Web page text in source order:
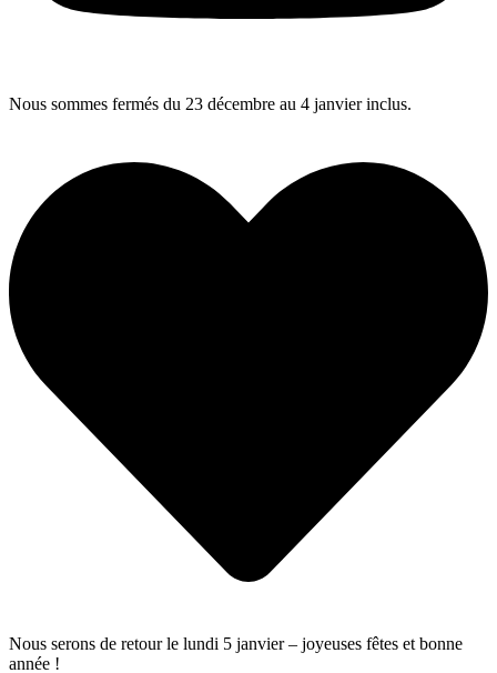
Nous sommes fermés du 23 décembre au 4 janvier inclus.
Nous serons de retour le lundi 5 janvier – joyeuses fêtes et bonne
année !